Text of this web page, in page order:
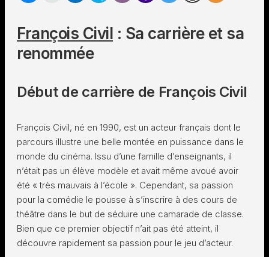
François Civil : Sa carrière et sa
renommée
Début de carrière de François Civil
François Civil, né en 1990, est un acteur français dont le
parcours illustre une belle montée en puissance dans le
monde du cinéma. Issu d’une famille d’enseignants, il
n’était pas un élève modèle et avait même avoué avoir
été « très mauvais à l’école ». Cependant, sa passion
pour la comédie le pousse à s’inscrire à des cours de
théâtre dans le but de séduire une camarade de classe.
Bien que ce premier objectif n’ait pas été atteint, il
découvre rapidement sa passion pour le jeu d’acteur.